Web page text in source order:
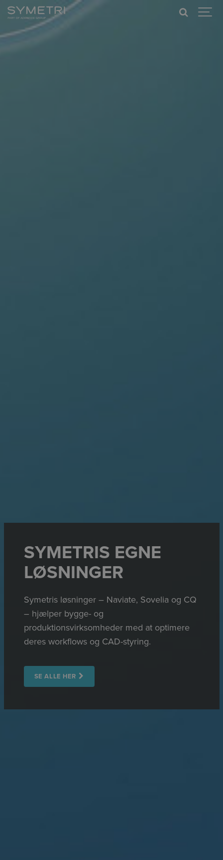
SYMETRIS EGNE
LØSNINGER
Symetris løsninger – Naviate, Sovelia og CQ
– hjælper bygge- og
produktionsvirksomheder med at optimere
deres workflows og CAD-styring.
SE ALLE HER